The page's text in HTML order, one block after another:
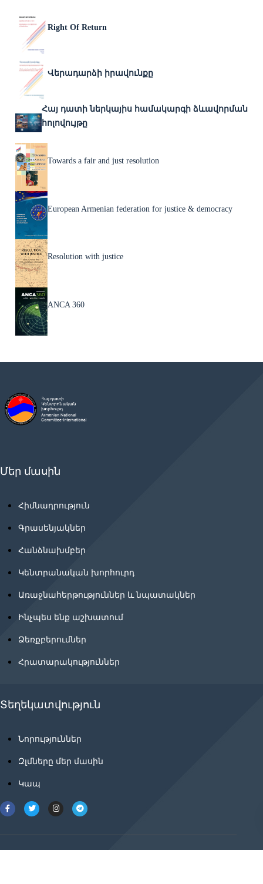
Right Of Return
Վերադարձի իրավունքը
Հայ դատի ներկայիս համակարգի ձևավորման
հոլովույթը
Towards a fair and just resolution
European Armenian federation for justice & democracy
Resolution with justice
ANCA 360
Մեր մասին
Հիմնադրություն
Գրասենյակներ
Հանձնախմբեր
Կենտրանական խորհուրդ
Առաջնահերթություններ և նպատակներ
Ինչպես ենք աշխատում
Ձեռքբերումներ
Հրատարակություններ
Տեղեկատվություն
Նորություններ
Զլմները մեր մասին
Կապ